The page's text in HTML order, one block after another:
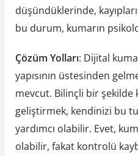
düşündüklerinde,
bu durum, kumarın
Çözüm Yolları: Dijital
yapısının üstesinden
mevcut. Bilinçli bir
geliştirmek, kendinizi bu
yardımcı olabilir. Evet,
olabilir, fakat kontrolü